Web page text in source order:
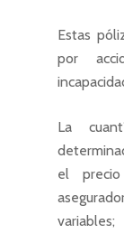
Estas
por
La
el
variables;